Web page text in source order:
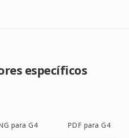
específicos
para G4 PDF para G4